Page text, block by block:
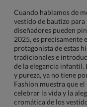
Cuando hablamos de
vestido de bautizo para
diseñadores pueden
2025, es precisamente
protagonista de estas
tradicionales e
de la elegancia infantil.
y pureza, ya no tiene
Fashion muestra que
celebrar la vida y la
cromática de los